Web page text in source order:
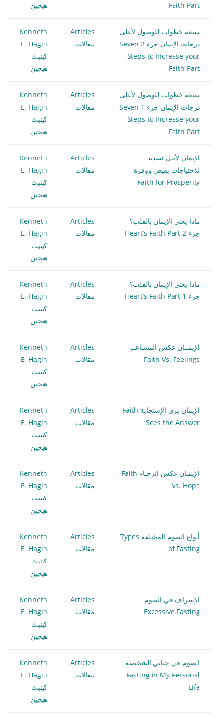
Faith Part
هيجين
سبعة خطوات للوصول لأعلى
درجات الإيمان جزء 2 Seven
Steps to Increase your
Faith Part
Articles
مقالات
Kenneth
E. Hagin
كينيث
هيجين
سبعة خطوات للوصول لأعلى
درجات الإيمان جزء 1 Seven
Steps to Increase your
Faith Part
Articles
مقالات
Kenneth
E. Hagin
كينيث
هيجين
الإيمان لأجل تسديد
للاحتياجات بفيض ووفرة
Faith for Prosperity
Articles
مقالات
Kenneth
E. Hagin
كينيث
هيجين
ماذا يعنى الإيمان بالقلب؟
جزء 2 Heart’s Faith Part
Articles
مقالات
Kenneth
E. Hagin
كينيث
هيجين
ماذا يعنى الإيمان بالقلب؟
جزء 1 Heart’s Faith Part
Articles
مقالات
Kenneth
E. Hagin
كينيث
هيجين
الإيمــان عكس المشـاعـر
Faith Vs. Feelings
Articles
مقالات
Kenneth
E. Hagin
كينيث
هيجين
الإيمان يرى الإستجابة Faith
Sees the Answer
Articles
مقالات
Kenneth
E. Hagin
كينيث
هيجين
الإيمـان عكس الرجـاء Faith
Vs. Hope
Articles
مقالات
Kenneth
E. Hagin
كينيث
هيجين
أنواع الصوم المختلفة Types
of Fasting
Articles
مقالات
Kenneth
E. Hagin
كينيث
هيجين
الإسراف في الصوم
Excessive Fasting
Articles
مقالات
Kenneth
E. Hagin
كينيث
هيجين
الصوم في حياتي الشخصية
Fasting in My Personal
Life
Articles
مقالات
Kenneth
E. Hagin
كينيث
هيجين